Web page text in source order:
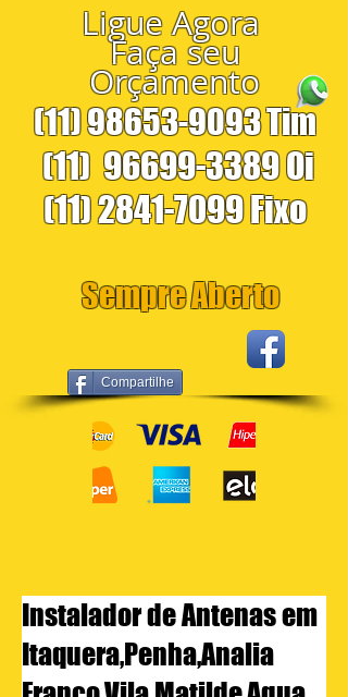
Compartilhe
Ligue Agora
Faça seu
Orçamento
(11) 98653-9093Tim
(11) 96699-3389Oi
(11) 2841-7099Fixo
Sempre Aberto
Instalador de Antenas em
Itaquera,Penha,Analia